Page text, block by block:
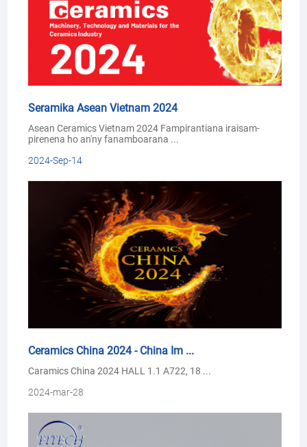
Seramika Asean Vietnam 2024
Asean Ceramics Vietnam 2024 Fampirantiana iraisam-
pirenena ho an'ny fanamboarana ...
2024-Sep-14
Ceramics China 2024 - China Im ...
Caramics China 2024 HALL 1.1 A722, 18 ...
2024-mar-28